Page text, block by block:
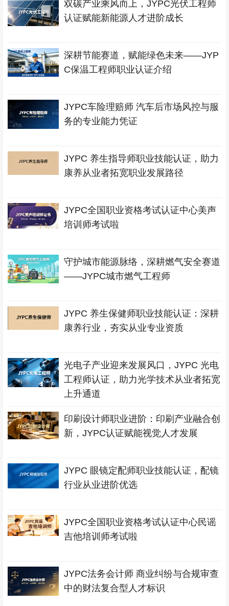
双碳产业乘风而上，JYPC光伏工程师
认证赋能新能源人才进阶成长
深耕节能赛道，赋能绿色未来——JYP
C保温工程师职业认证介绍
JYPC车险理赔师 汽车后市场风控与服
务的专业能力凭证
JYPC 养生指导师职业技能认证，助力
康养从业者拓宽职业发展路径
JYPC全国职业资格考试认证中心美声
培训师考试啦
守护城市能源脉络，深耕燃气安全赛道
——JYPC城市燃气工程师
JYPC 养生保健师职业技能认证：深耕
康养行业，夯实从业专业资质
光电子产业迎来发展风口，JYPC 光电
工程师认证，助力光学技术从业者拓宽
上升通道
印刷设计师职业进阶：印刷产业融合创
新，JYPC认证赋能视觉人才发展
JYPC 眼镜定配师职业技能认证，配镜
行业从业进阶优选
JYPC全国职业资格考试认证中心民谣
吉他培训师考试啦
JYPC法务会计师 商业纠纷与合规审查
中的财法复合型人才标识